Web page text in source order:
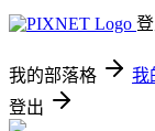
我的部落格 我
登出